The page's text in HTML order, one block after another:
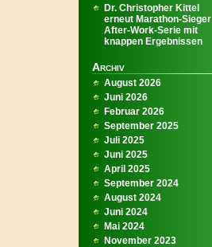
Dr. Christopher Kittel
erneut Marathon-Sieger
After-Work-Serie mit
knappen Ergebnissen
Archiv
August 2026
Juni 2026
Februar 2026
September 2025
Juli 2025
Juni 2025
April 2025
September 2024
August 2024
Juni 2024
Mai 2024
November 2023